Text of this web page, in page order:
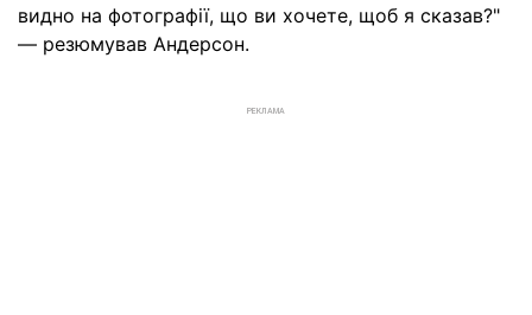
видно на фотографії, що ви хочете, щоб я сказав?"
— резюмував Андерсон.
РЕКЛАМА